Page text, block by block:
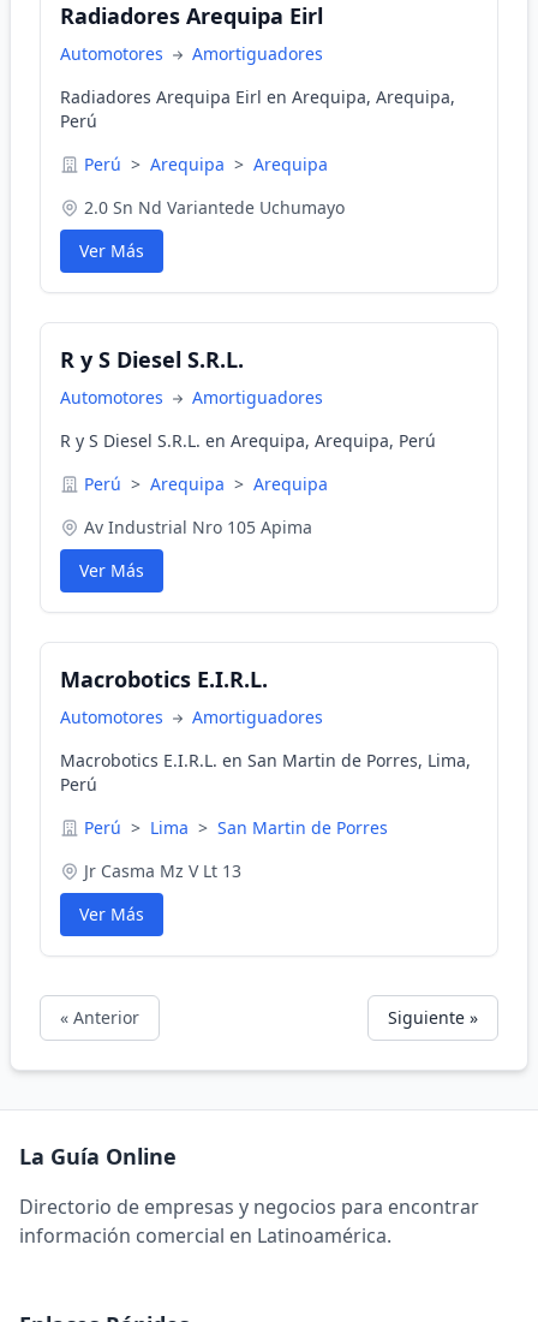
Radiadores Arequipa Eirl
Automotores
Amortiguadores
Radiadores Arequipa Eirl en Arequipa, Arequipa,
Perú
Perú > Arequipa > Arequipa
2.0 Sn Nd Variantede Uchumayo
Ver Más
R y S Diesel S.R.L.
Automotores
Amortiguadores
R y S Diesel S.R.L. en Arequipa, Arequipa, Perú
Perú > Arequipa > Arequipa
Av Industrial Nro 105 Apima
Ver Más
Macrobotics E.I.R.L.
Automotores
Amortiguadores
Macrobotics E.I.R.L. en San Martin de Porres, Lima,
Perú
Perú > Lima > San Martin de Porres
Jr Casma Mz V Lt 13
Ver Más
« Anterior Siguiente »
La Guía Online
Directorio de empresas y negocios para encontrar
información comercial en Latinoamérica.